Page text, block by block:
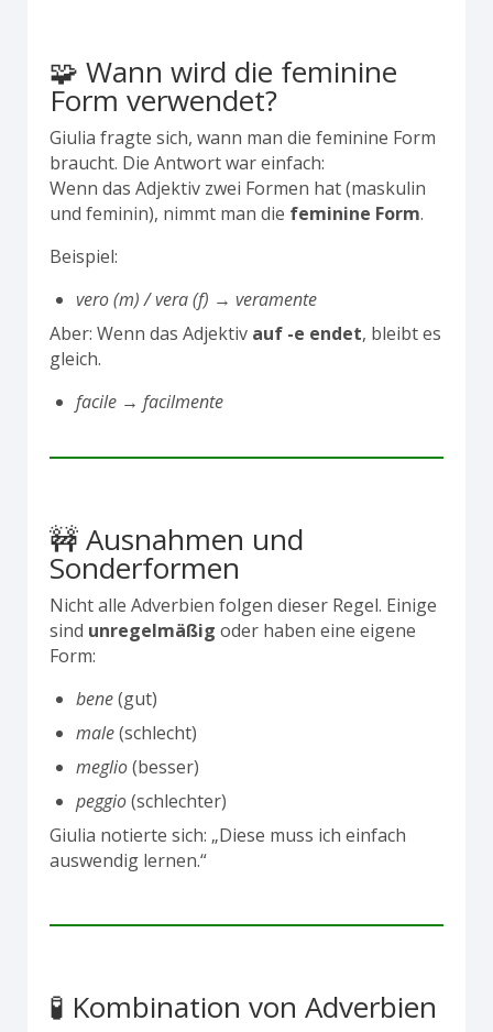
🧩 Wann wird die feminine
Form verwendet?
Giulia fragte sich, wann man die feminine Form
braucht. Die Antwort war einfach:
Wenn das Adjektiv zwei Formen hat (maskulin
und feminin), nimmt man die feminine Form.
Beispiel:
vero (m) / vera (f) → veramente
Aber: Wenn das Adjektiv auf -e endet, bleibt es
gleich.
facile → facilmente
🚧 Ausnahmen und
Sonderformen
Nicht alle Adverbien folgen dieser Regel. Einige
sind unregelmäßig oder haben eine eigene
Form:
bene(gut)
male(schlecht)
meglio(besser)
peggio(schlechter)
Giulia notierte sich: „Diese muss ich einfach
auswendig lernen.“
🧪 Kombination von Adverbien